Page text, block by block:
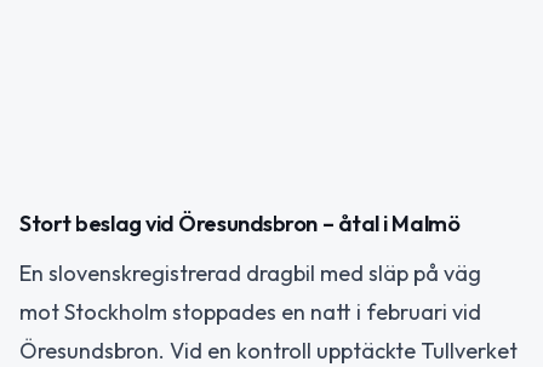
Stort beslag vid Öresundsbron – åtal i Malmö
En slovenskregistrerad dragbil med släp på väg
mot Stockholm stoppades en natt i februari vid
Öresundsbron. Vid en kontroll upptäckte Tullverket